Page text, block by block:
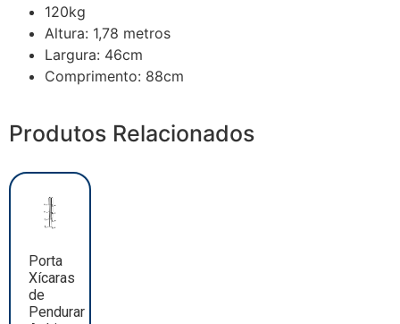
120kg
Altura: 1,78 metros
Largura: 46cm
Comprimento: 88cm
Produtos Relacionados
Porta
Xícaras
de
Pendurar